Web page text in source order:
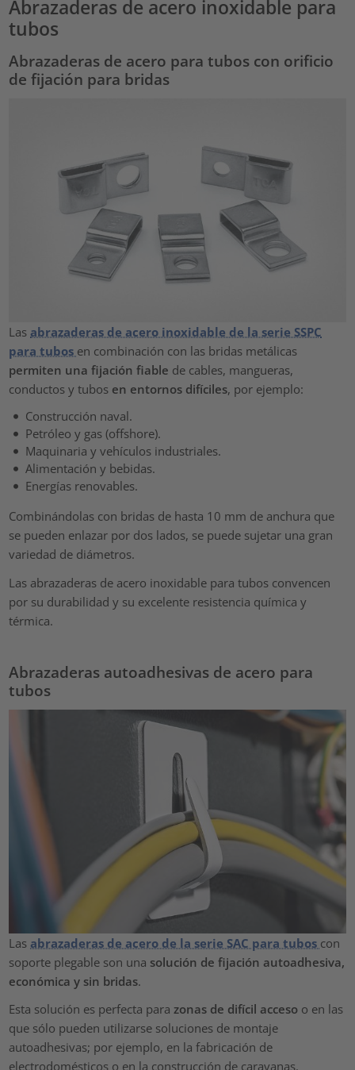
Abrazaderas de acero inoxidable para
tubos
Abrazaderas de acero para tubos con orificio
de fijación para bridas
Las abrazaderas de acero inoxidable de la serie SSPC
para tubos en combinación con las bridas metálicas
permiten una fijación fiable de cables, mangueras,
conductos y tubos en entornos difíciles, por ejemplo:
Construcción naval.
Petróleo y gas (offshore).
Maquinaria y vehículos industriales.
Alimentación y bebidas.
Energías renovables.
Combinándolas con bridas de hasta 10 mm de anchura que
se pueden enlazar por dos lados, se puede sujetar una gran
variedad de diámetros.
Las abrazaderas de acero inoxidable para tubos convencen
por su durabilidad y su excelente resistencia química y
térmica.
Abrazaderas autoadhesivas de acero para
tubos
Las abrazaderas de acero de la serie SAC para tubos con
soporte plegable son una solución de fijación autoadhesiva,
económica y sin bridas.
Esta solución es perfecta parazonas de difícil acceso o en las
que sólo pueden utilizarse soluciones de montaje
autoadhesivas; por ejemplo, en la fabricación de
electrodomésticos o en la construcción de caravanas.